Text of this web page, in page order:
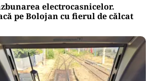
electrocasnicelor.
pe Bolojan cu fierul de călcat